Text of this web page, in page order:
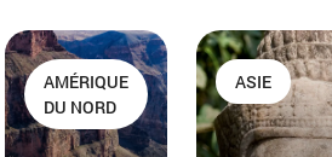
AMÉRIQUE
DU NORD
ASIE